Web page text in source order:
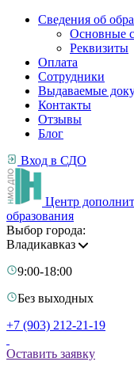
Сведения об
Основные
Реквизиты
Оплата
Сотрудники
Выдаваемые
Контакты
Отзывы
Блог
Вход в СДО
Центр
образования
Выбор города:
Владикавказ
9:00-18:00
Без выходных
+7 (903) 212-21-19
Оставить заявку